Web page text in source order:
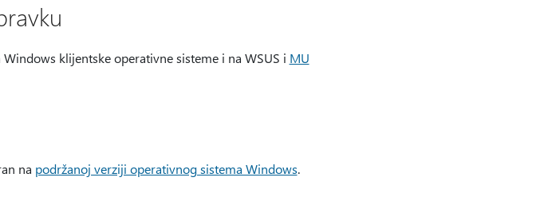
klijentske operativne sisteme i na WSUS i MU
na podržanoj verziji operativnog sistema Windows.